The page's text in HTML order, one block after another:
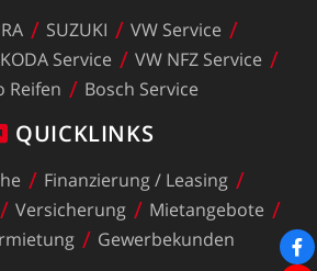
SUZUKI VW Service
Service VW NFZ Service
Reifen Bosch Service
QUICKLINKS
Finanzierung/ Leasing
Versicherung
Mietangebote
Gewerbekunden